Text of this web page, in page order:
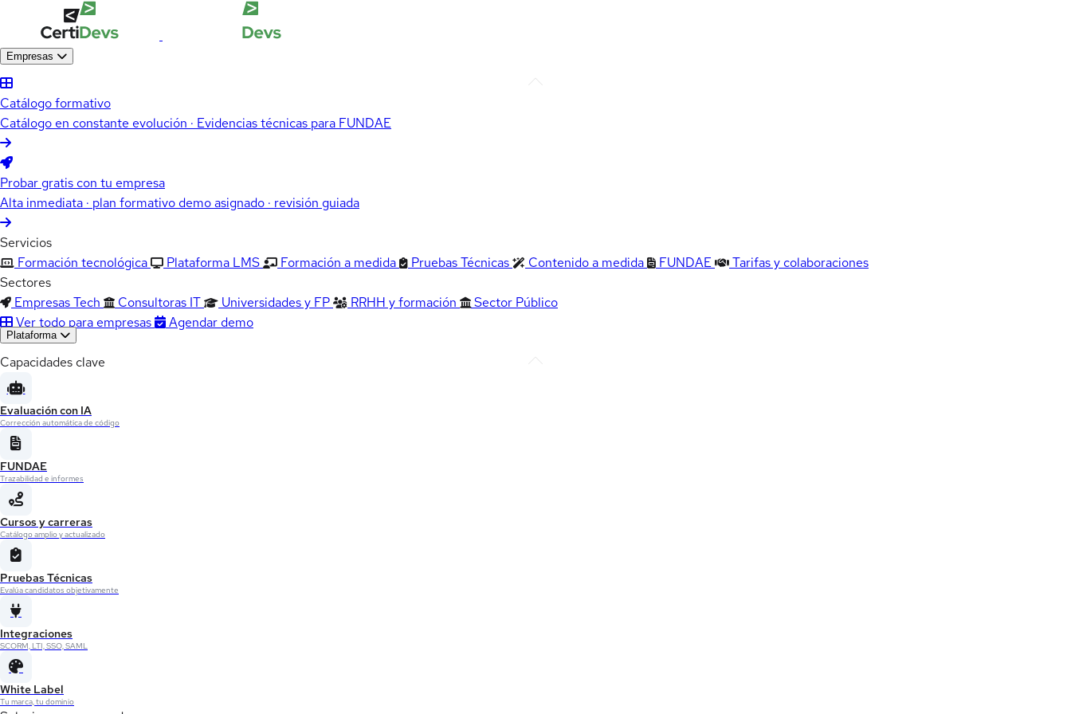
Empresas
Catálogo formativo
Catálogo en constante evolución · Evidencias técnicas para FUNDAE
Probar gratis con tu empresa
Alta inmediata · plan formativo demo asignado · revisión guiada
Servicios
Formación tecnológica
Plataforma LMS Formación a medida Pruebas Técnicas Contenido a medida FUNDAE
Tarifas y colaboraciones
Sectores
Empresas Tech
Consultoras IT Universidades y FP RRHH y formación
Sector Público
Ver todo para empresas
Agendar demo
Plataforma
Capacidades clave
Evaluación con IA
Corrección automática de código
FUNDAE
Trazabilidad e informes
Cursos y carreras
Catálogo amplio y actualizado
Pruebas Técnicas
Evalúa candidatos objetivamente
Integraciones
SCORM, LTI, SSO, SAML
White Label
Tu marca, tu dominio